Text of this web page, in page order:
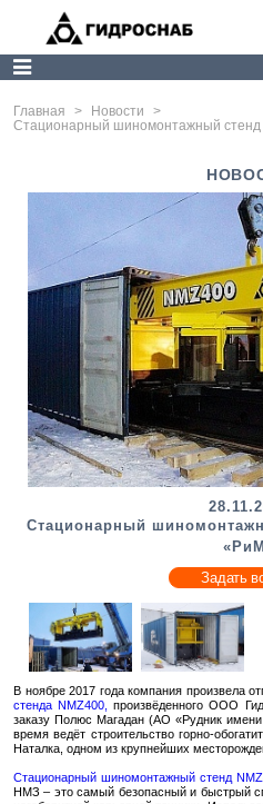
Главная > Новости
>
Стационарный шиномонтажный
Стационарный
Задать
В но­яб­ре 2017 года ком­па­ния про­из­ве­ла
стен­да NMZ400,
про­из­вё­ден­но­го ООО
за­ка­зу Полюс Ма­га­дан (АО «Руд­ник
время ведёт стро­и­тель­ство горно-
На­тал­ка, одном из круп­ней­ших
Ста­ци­о­нар­ный ши­но­мон­таж­ный стенд
НМЗ – это самый без­опас­ный и быст­рый